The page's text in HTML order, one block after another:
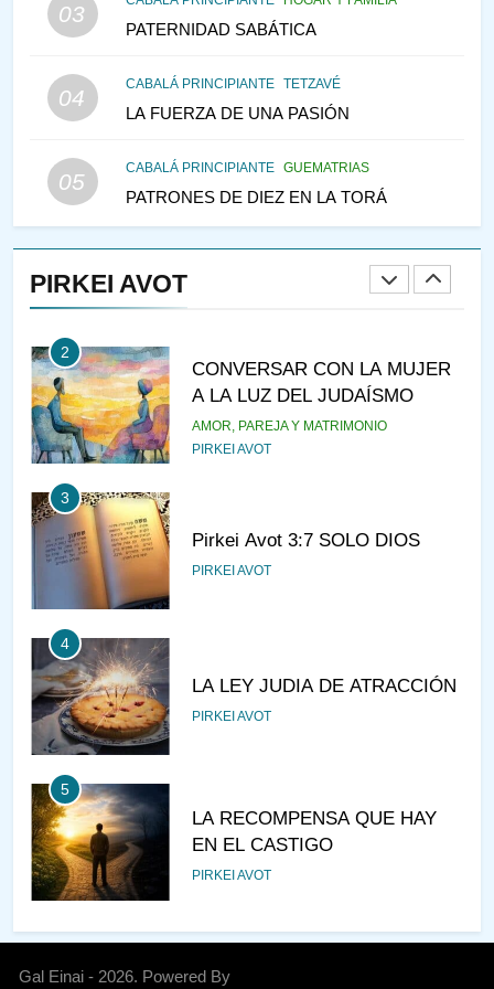
03
PATERNIDAD SABÁTICA
04
CABALÁ PRINCIPIANTE TETZAVÉ
LA FUERZA DE UNA PASIÓN
05
CABALÁ PRINCIPIANTE GUEMATRIAS
PATRONES DE DIEZ EN LA TORÁ
PIRKEI AVOT
VEAMOS ¿POR QUÉ
IEHOSHÚA? Y LA QUEJA DE
1
RAZI ¿QUIÉN ES SABIO?
2
CONVERSAR CON LA MUJER
A LA LUZ DEL JUDAÍSMO
AMOR, PAREJA Y MATRIMONIO
PIRKEI AVOT
3
Pirkei Avot 3:7 SOLO DIOS
PIRKEI AVOT
4
LA LEY JUDIA DE ATRACCIÓN
PIRKEI AVOT
5
LA RECOMPENSA QUE HAY
EN EL CASTIGO
PIRKEI AVOT
6
¿DE DÓNDE VIENES?
Gal Einai - 2026. Powered By